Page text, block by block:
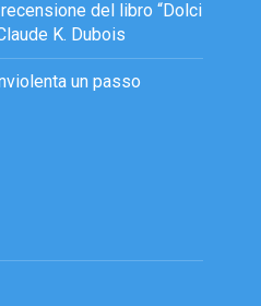
del libro “Dolci
K. Dubois
un passo